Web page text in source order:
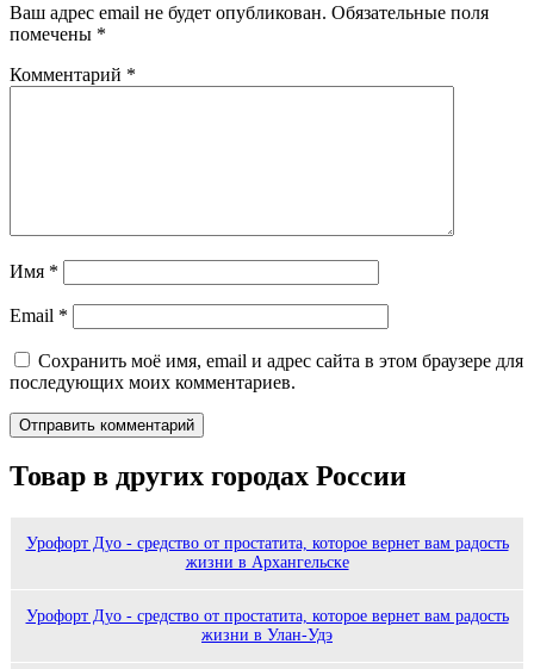
Ваш адрес email не будет опубликован. Обязательные поля
помечены *
Комментарий *
Имя *
Email *
Сохранить моё имя, email и адрес сайта в этом браузере для
последующих моих комментариев.
Товар в других городах России
Урофорт Дуо - средство от простатита, которое вернет вам радость
жизни в Архангельске
Урофорт Дуо - средство от простатита, которое вернет вам радость
жизни в Улан-Удэ